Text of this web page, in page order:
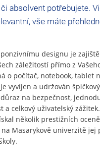
absolvent potřebujete.
vše máte
designu je
záležitostí přímo z
o počítač, notebook, tablet
vyvíjen a udržován
na bezpečnost,
celkový uživatelský
několik prestižních
Masarykově univerzitě jej